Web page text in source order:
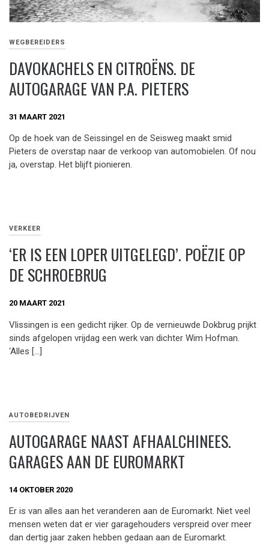
WEGBEREIDERS
DAVOKACHELS EN CITROËNS. DE
AUTOGARAGE VAN P.A. PIETERS
31 MAART 2021
Op de hoek van de Seissingel en de Seisweg maakt smid
Pieters de overstap naar de verkoop van automobielen. Of nou
ja, overstap. Het blijft pionieren.
VERKEER
‘ER IS EEN LOPER UITGELEGD’. POËZIE OP
DE SCHROEBRUG
20 MAART 2021
Vlissingen is een gedicht rijker. Op de vernieuwde Dokbrug prijkt
sinds afgelopen vrijdag een werk van dichter Wim Hofman.
‘Alles […]
AUTOBEDRIJVEN
AUTOGARAGE NAAST AFHAALCHINEES.
GARAGES AAN DE EUROMARKT
14 OKTOBER 2020
Er is van alles aan het veranderen aan de Euromarkt. Niet veel
mensen weten dat er vier garagehouders verspreid over meer
dan dertig jaar zaken hebben gedaan aan de Euromarkt.